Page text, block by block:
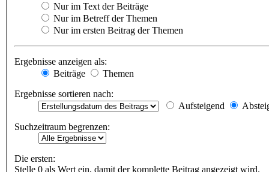
Nur im Text der Beiträge
Nur im Betreff der Themen
Nur im ersten Beitrag der Themen
Ergebnisse anzeigen als:
Beiträge
Themen
Ergebnisse sortieren nach:
Aufsteigend
Suchzeitraum begrenzen:
Die ersten:
Stelle 0 als Wert ein, damit der komplette Beitrag angezeigt wird.